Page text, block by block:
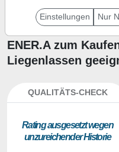
Ist die Aktie von
ENER.A zum
Liegenlassen
QUALITÄTS-CHECK
Ra­ting aus­ge­setzt we­gen
un­zu­rei­chen­der His­to­rie
Einstellungen Nur